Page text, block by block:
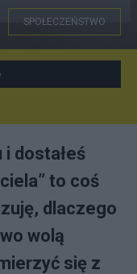
SPOŁECZEŃSTWO
i dostałeś
to coś
dlaczego
wolą
się z